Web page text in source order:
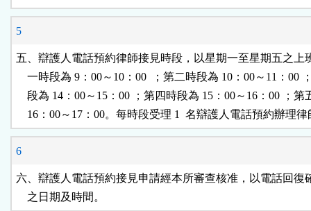
5
五、辯護人電話預約律師接見時段，以星期一至星期五之上
一時段為 9：00～10：00  ；第二時段為 10：00～11：00
段為 14：00～15：00 ；第四時段為 15：00～16：00 ；第
16：00～17：00。每時段受理 1  名辯護人電話預約辦理
6
六、辯護人電話預約接見申請經本所審查核准，以電話回復
    之日期及時間。